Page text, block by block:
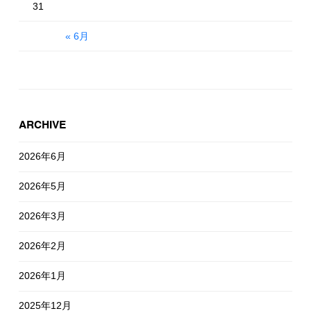
« 6月
31
ARCHIVE
2026年6月
2026年5月
2026年3月
2026年2月
2026年1月
2025年12月